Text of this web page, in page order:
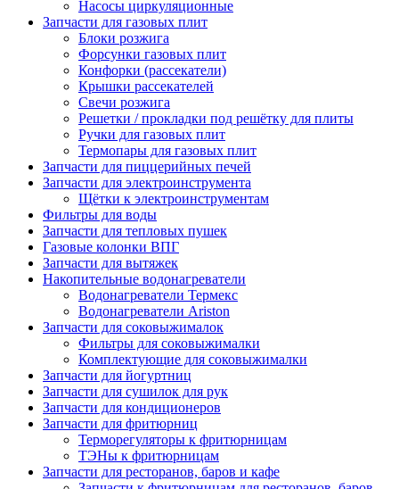
Насосы циркуляционные
Запчасти для газовых плит
Блоки розжига
Форсунки газовых плит
Конфорки (рассекатели)
Крышки рассекателей
Свечи розжига
Решетки / прокладки под решётку для плиты
Ручки для газовых плит
Термопары для газовых плит
Запчасти для пиццерийных печей
Запчасти для электроинструмента
Щётки к электроинструментам
Фильтры для воды
Запчасти для тепловых пушек
Газовые колонки ВПГ
Запчасти для вытяжек
Накопительные водонагреватели
Водонагреватели Термекс
Водонагреватели Ariston
Запчасти для соковыжималок
Фильтры для соковыжималки
Комплектующие для соковыжималки
Запчасти для йогуртниц
Запчасти для сушилок для рук
Запчасти для кондиционеров
Запчасти для фритюрниц
Терморегуляторы к фритюрницам
ТЭНы к фритюрницам
Запчасти для ресторанов, баров и кафе